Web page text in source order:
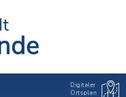
Digitaler
Ortsplan